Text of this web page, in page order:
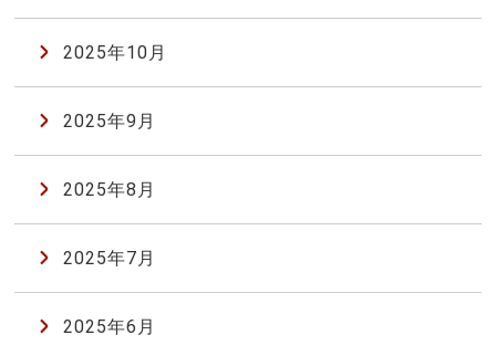
2025年10月
2025年9月
2025年8月
2025年7月
2025年6月